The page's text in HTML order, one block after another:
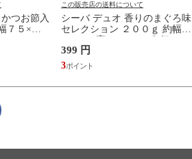
つお節入
７５×奥
この販売店の送料について
シーバ デュオ 香りのまぐろ味
セレクション ２００ｇ 約幅
62mm マースジャパンリミテ
ッド
399 円
3